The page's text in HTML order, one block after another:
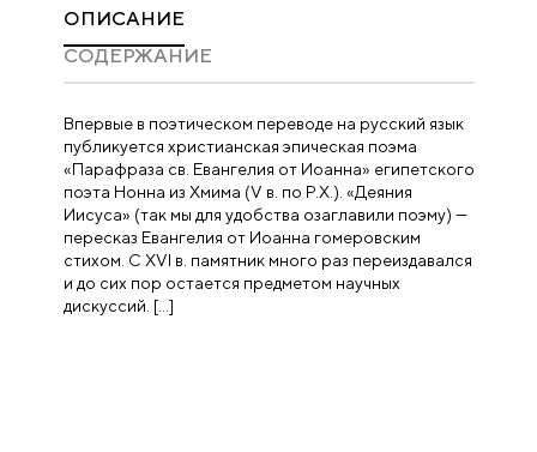
ОПИСАНИЕ
CОДЕРЖАНИЕ
Впервые в поэтическом переводе на русский язык
публикуется христианская эпическая поэма
«Парафраза св. Евангелия от Иоанна» египетского
поэта Нонна из Хмима (V в. по Р.Х.). «Деяния
Иисуса» (так мы для удобства озаглавили поэму) —
пересказ Евангелия от Иоанна гомеровским
стихом. С XVI в. памятник много раз переиздавался
и до сих пор остается предметом научных
дискуссий. […]